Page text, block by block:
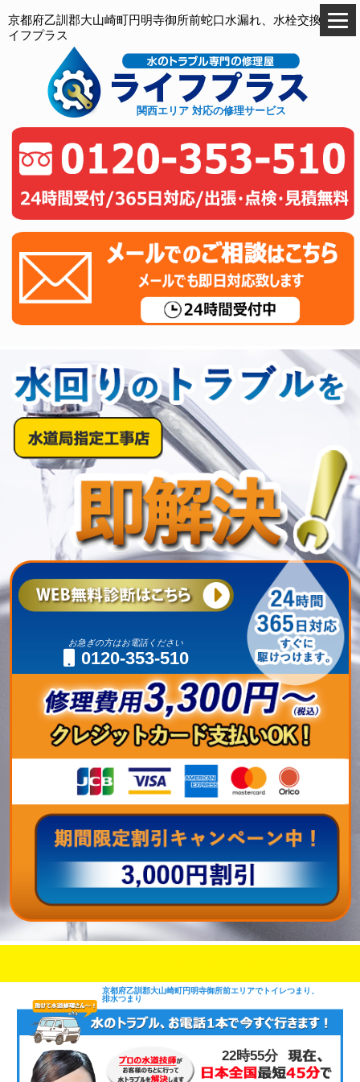
京都府乙訓郡大山崎町円明寺御所前蛇口水漏れ、水栓交換のラ
イフプラス
関西エリア 対応の修理サービス
お急ぎの方はお電話ください
0120-353-510
京都府乙訓郡大山崎町円明寺御所前エリアでトイレつまり、
排水つまり
22時55分